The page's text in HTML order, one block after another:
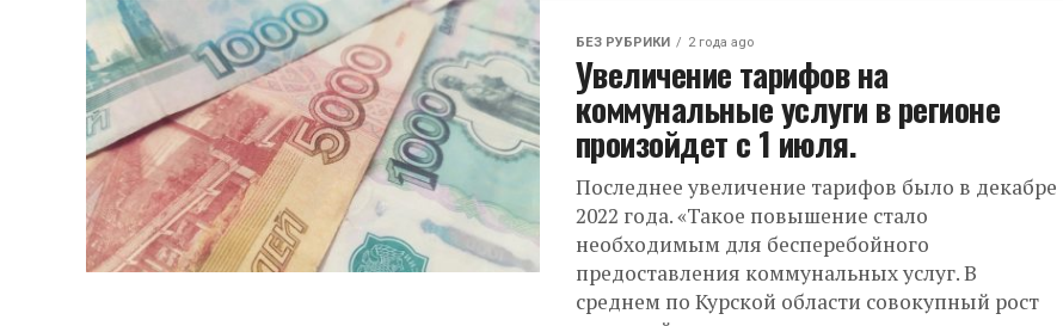
БЕЗ РУБРИКИ 2 года ago
Увеличение тарифов на
коммунальные услуги в регионе
произойдет с 1 июля.
Последнее увеличение тарифов было в декабре
2022 года. «Такое повышение стало
необходимым для бесперебойного
предоставления коммунальных услуг. В
среднем по Курской области совокупный рост